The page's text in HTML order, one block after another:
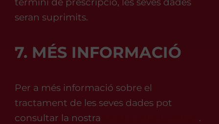
seran suprimits.
7. MÉS INFORMACIÓ
Per a més informació sobre el
tractament de les seves dades pot
consultar la nostra
.